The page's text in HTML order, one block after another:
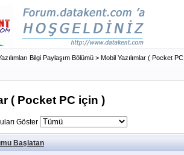
Bilgi Paylaşım Bölümü > Mobil Yazılımlar ( Pocket
( Pocket PC için )
Göster
Başlatan